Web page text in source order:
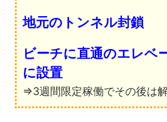
地元のトンネル封鎖
ビーチに直通のエレベ
に設置
⇒3週間限定稼働でその後は